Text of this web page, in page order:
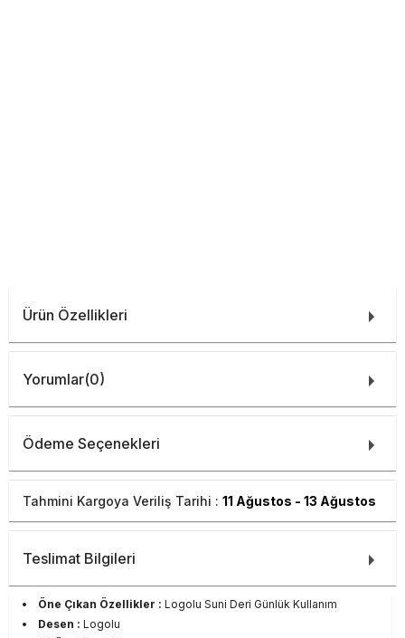
Ürün Özellikleri
Yorumlar(0)
Ödeme Seçenekleri
Tahmini Kargoya Veriliş Tarihi : 11 Ağustos - 13 Ağustos
Teslimat Bilgileri
Öne Çıkan Özellikler : Logolu Suni Deri Günlük Kullanım
Desen : Logolu